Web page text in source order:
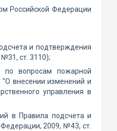
Российской Федерации
и подтверждения
ст. 3110);
по вопросам пожарной
"О внесении изменений и
управления в
в Правила подсчета и
2009, №43, ст.